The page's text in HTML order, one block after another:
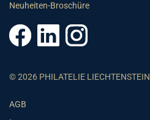
Neuheiten-Broschüre
© 2026 PHILATELIE LIECHTENSTEIN
AGB